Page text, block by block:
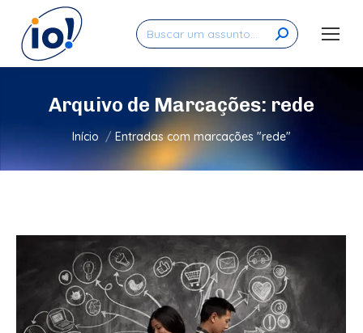
Search:
Arquivo de Marcações: rede
Você está aqui:
Início Entradas com marcações "rede"